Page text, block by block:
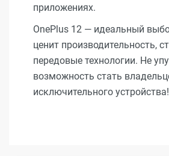
приложениях.
OnePlus 12 — идеальный
ценит производительность,
передовые технологии. Не
возможность стать
исключительного устройства!